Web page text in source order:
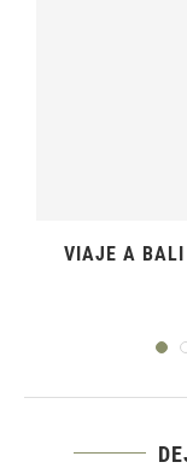
VIAJE A BALI